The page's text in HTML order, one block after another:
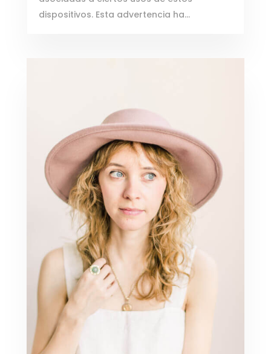
dispositivos. Esta advertencia ha...